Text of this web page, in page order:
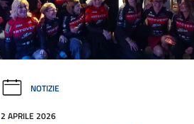
NOTIZIE
2 APRILE 2026